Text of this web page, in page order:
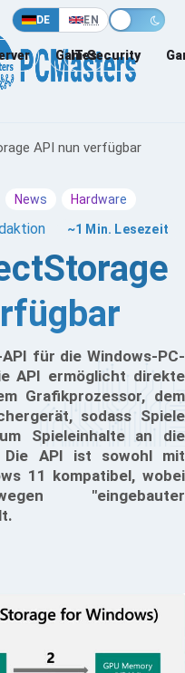
DE EN
Games
IT-Security
API nun verfügbar
News Hardware
~1 Min. Lesezeit
für die Windows-PC-
API ermöglicht direkte
Grafikprozessor, dem
sodass Spiele
Spieleinhalte an die
Die API ist sowohl mit
11 kompatibel, wobei
"eingebauter